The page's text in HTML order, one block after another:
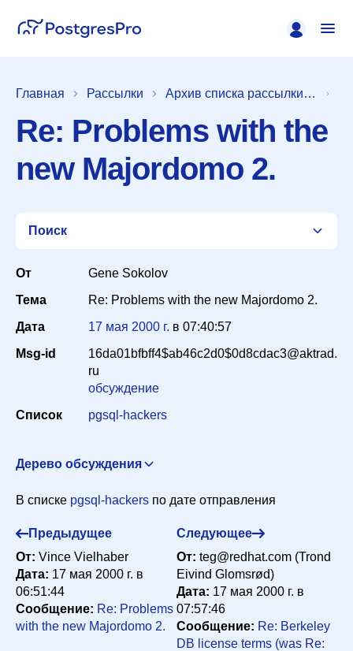
Главная Рассылки Архив списка рассылки [pgsql-hackers]
Re: Problems with the
new Majordomo 2.
Поиск
Период
Сортировка
От
Gene Sokolov
Тема
Re: Problems with the new Majordomo 2.
Дата
17 мая 2000 г. в 07:40:57
Msg-id
16da01bfbff4$ab46c2d0$0d8cdac3@aktrad.
ru
обсуждение
Список
pgsql-hackers
Дерево обсуждения
<hook@aktrad.ru> 17 мая 2000 г. в 07:40:57
В списке pgsql-hackers по дате отправления
Предыдущее
От: Vince Vielhaber
Дата: 17 мая 2000 г. в
06:51:44
Сообщение: Re: Problems
with the new Majordomo 2.
Следующее
От: teg@redhat.com (Trond
Eivind Glomsrød)
Дата: 17 мая 2000 г. в
07:57:46
Сообщение: Re: Berkeley
DB license terms (was Re: